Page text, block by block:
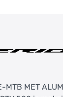
MTB MET